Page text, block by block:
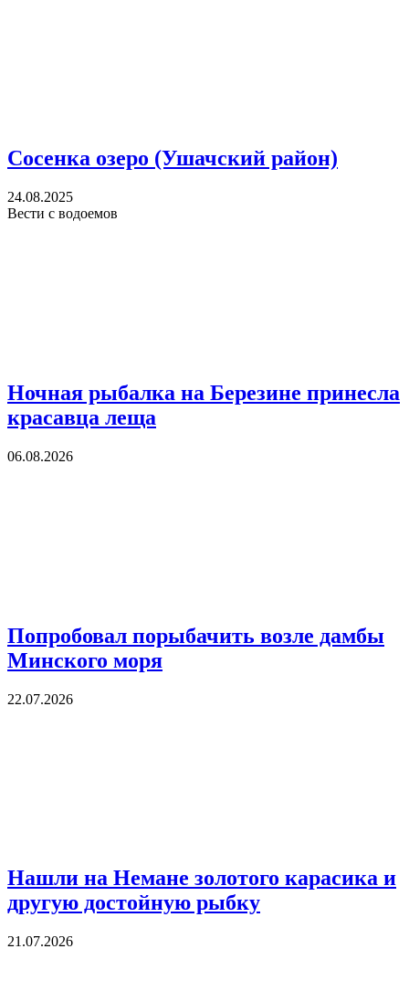
Сосенка озеро (Ушачский район)
24.08.2025
Вести с водоемов
Ночная рыбалка на Березине принесла
красавца леща
06.08.2026
Попробовал порыбачить возле дамбы
Минского моря
22.07.2026
Нашли на Немане золотого карасика и
другую достойную рыбку
21.07.2026